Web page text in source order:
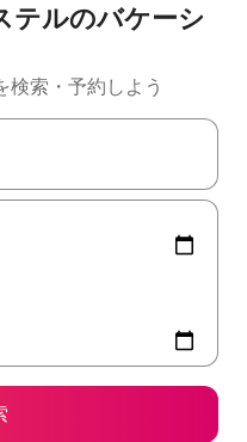
テルのバケーシ
索・予約しよう
矢印キーを使って移動するか